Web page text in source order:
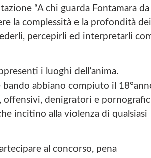
“A chi guarda Fontamara da
la complessità e la profondità dei
percepirli ed interpretarli
i luoghi dell’anima.
bando abbiano compiuto il
offensivi, denigratori e
incitino alla violenza di qualsiasi
al concorso, pena